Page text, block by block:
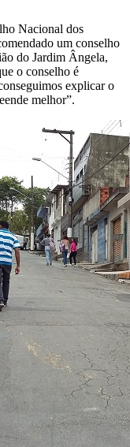
Nacional dos
um conselho
do Jardim Ângela,
o conselho é
explicar o
melhor”.